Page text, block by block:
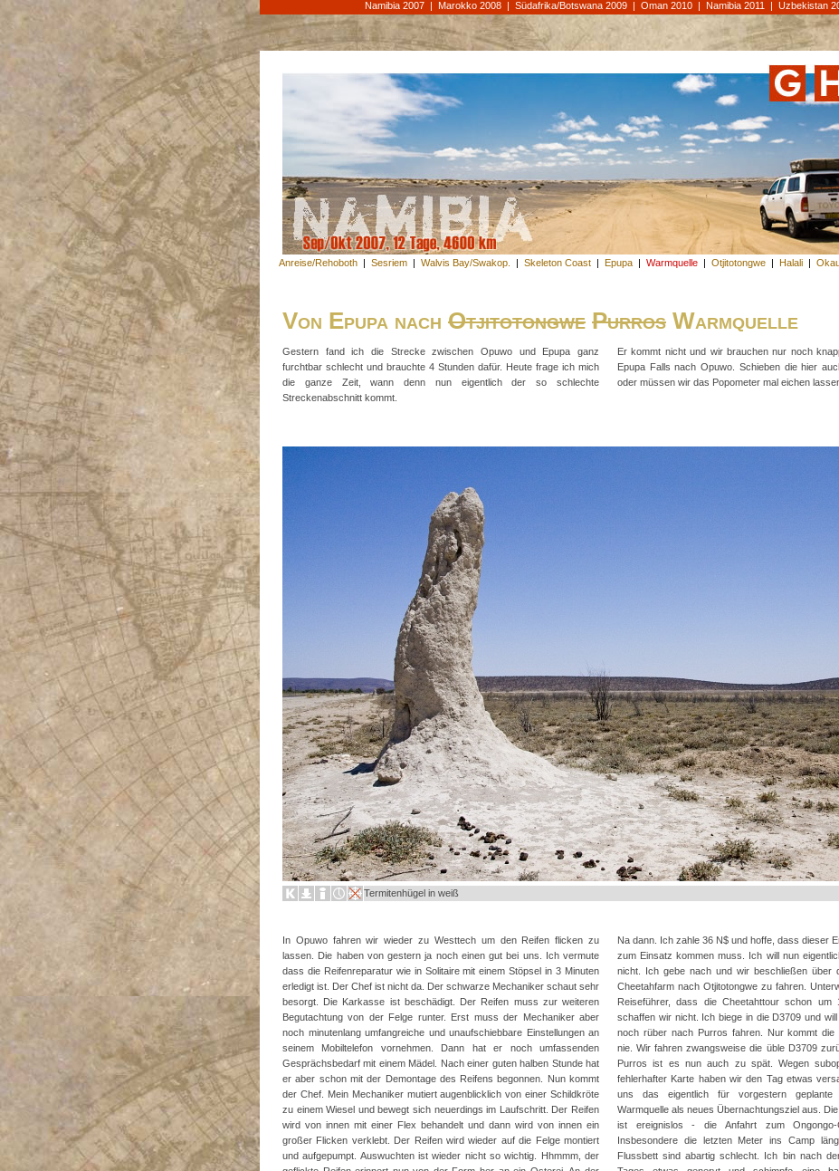
Namibia 2007| Marokko 2008| Südafrika/Botswana 2009| Oman 2010| Namibia 2011 | Uzbekistan
Anreise/Rehoboth| Sesriem| Walvis Bay/Swakop. | Skeleton Coast| Epupa| Warmquelle| Otjitotongwe| Halali|
Von Epupa nach Otjitotongwe Purros Warmquelle
Gestern fand ich die Strecke zwischen Opuwo und Epupa ganz
furchtbar schlecht und brauchte 4 Stunden dafür. Heute frage ich mich
die ganze Zeit, wann denn nun eigentlich der so schlechte
Streckenabschnitt kommt.
Er kommt nicht und wir brauchen nur noch
Epupa Falls nach Opuwo. Schieben die hier
oder müssen wir das Popometer mal eichen
Termitenhügel in weiß
In Opuwo fahren wir wieder zu Westtech um den Reifen flicken zu
lassen. Die haben von gestern ja noch einen gut bei uns. Ich vermute
dass die Reifenreparatur wie in Solitaire mit einem Stöpsel in 3 Minuten
erledigt ist. Der Chef ist nicht da. Der schwarze Mechaniker schaut sehr
besorgt. Die Karkasse ist beschädigt. Der Reifen muss zur weiteren
Begutachtung von der Felge runter. Erst muss der Mechaniker aber
noch minutenlang umfangreiche und unaufschiebbare Einstellungen an
seinem Mobiltelefon vornehmen. Dann hat er noch umfassenden
Gesprächsbedarf mit einem Mädel. Nach einer guten halben Stunde hat
er aber schon mit der Demontage des Reifens begonnen. Nun kommt
der Chef. Mein Mechaniker mutiert augenblicklich von einer Schildkröte
zu einem Wiesel und bewegt sich neuerdings im Laufschritt. Der Reifen
wird von innen mit einer Flex behandelt und dann wird von innen ein
großer Flicken verklebt. Der Reifen wird wieder auf die Felge montiert
und aufgepumpt. Auswuchten ist wieder nicht so wichtig. Hhmmm, der
Na dann. Ich zahle 36 N$ und hoffe, dass dieser
zum Einsatz kommen muss. Ich will nun
nicht. Ich gebe nach und wir beschließen über
Cheetahfarm nach Otjitotongwe zu fahren.
Reiseführer, dass die Cheetahttour schon um
schaffen wir nicht. Ich biege in die D3709 und
noch rüber nach Purros fahren. Nur kommt die
nie. Wir fahren zwangsweise die üble D3709
Purros ist es nun auch zu spät. Wegen
fehlerhafter Karte haben wir den Tag etwas
uns das eigentlich für vorgestern geplante
Warmquelle als neues Übernachtungsziel aus.
ist ereignislos - die Anfahrt zum Ongongo-
Insbesondere die letzten Meter ins Camp
Flussbett sind abartig schlecht. Ich bin nach